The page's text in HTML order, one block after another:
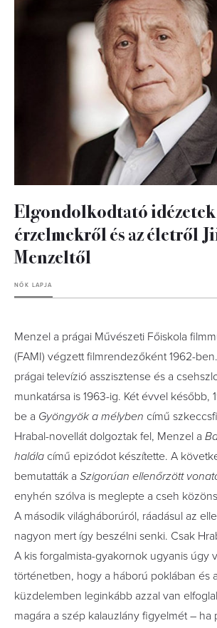
Elgondolkodtató idézetek
érzelmekről és az életről
Menzeltől
NŐK LAPJA
Menzel a prágai Művészeti Főiskola
(FAMI) végzett filmrendezőként 1962-
prágai televízió asszisztense és a
munkatársa is 1963-ig. Két évvel később,
be a Gyöngyök a mélyben című
Hrabal-novellát dolgoztak fel, Menzel a
halála című epizódot készítette. A
bemutatták a Szigorúan ellenőrzött
enyhén szólva is meglepte a cseh
A második világháborúról, ráadásul az
nagyon mert így beszélni senki. Csak
A kis forgalmista-gyakornok ugyanis úgy
történetben, hogy a háború poklában és
küzdelemben leginkább azzal van
magára a szép kalauzlány figyelmét – ha